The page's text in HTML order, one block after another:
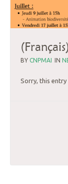
BYCNPMAI IN
Sorry, this entry